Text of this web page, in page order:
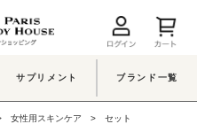
サプリメント ブランド一覧
女性用スキンケア セット